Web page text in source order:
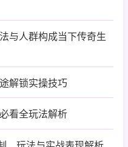
与人群构成当下传奇生
解锁实操技巧
看全玩法解析